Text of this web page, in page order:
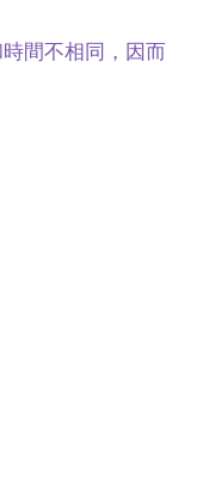
間不相同，因而